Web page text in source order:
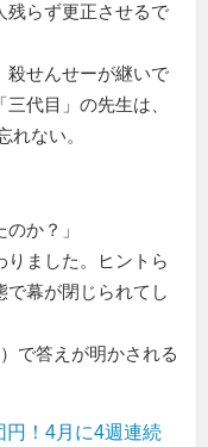
残らず更正させるで
殺せんせーが継いで
代目」の先生は、
れない。
か？」
りました。ヒントら
で幕が閉じられてし
で答えが明かされる
円！4月に4週連続